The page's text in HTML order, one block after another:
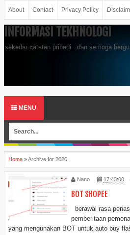
About Contact Privacy Policy
INFORMASI TEKHNOLOGI
sekedar catatan pribadi...dan semoga
MENU
Home »Archive for 2020
Nano 17:43:00
BOT SHOPEE
berawal rasa
pemberitaan
yang mengunakan BOT untuk auto buy